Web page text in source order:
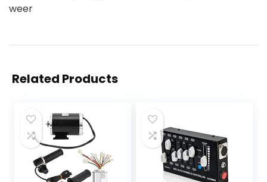
weer
Related Products